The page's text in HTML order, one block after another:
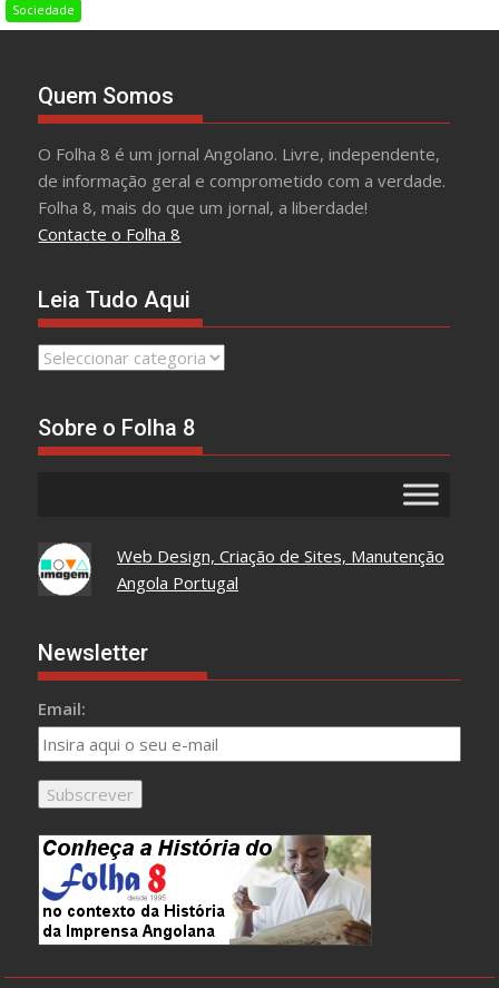
Sociedade
Quem Somos
O Folha 8 é um jornal Angolano. Livre, independente,
de informação geral e comprometido com a verdade.
Folha 8, mais do que um jornal, a liberdade!
Contacte o Folha 8
Leia Tudo Aqui
Leia
Sobre o Folha 8
Web Design, Criação de Sites, Manutenção
Angola Portugal
Newsletter
Email: